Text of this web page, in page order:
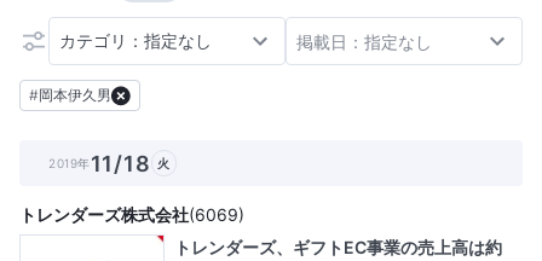
カテゴリ：指定なし 掲載日：指定なし
#岡本伊久男
2019年11/18 火
トレンダーズ株式会社(6069)
トレンダーズ、ギフトEC事業の売上高は約